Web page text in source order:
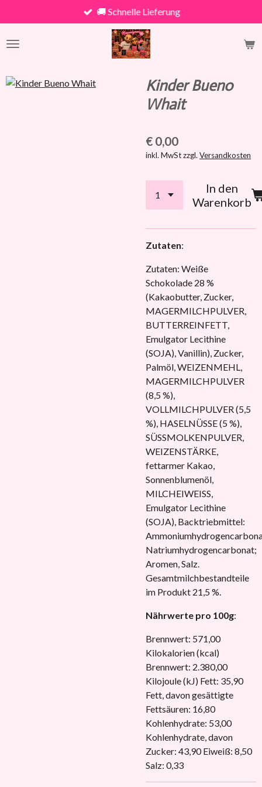
Hauptinhalt
springen
🚚 Schnelle Lieferung
Kinder Bueno
Whait
€ 0,00
inkl. MwSt zzgl. Versandkosten
In den
Warenkorb
Zutaten:
Zutaten: Weiße
Schokolade 28 %
(Kakaobutter, Zucker,
MAGERMILCHPULVER,
BUTTERREINFETT,
Emulgator Lecithine
(SOJA), Vanillin), Zucker,
Palmöl, WEIZENMEHL,
MAGERMILCHPULVER
(8,5 %),
VOLLMILCHPULVER (5,5
%), HASELNÜSSE (5 %),
SÜSSMOLKENPULVER,
WEIZENSTÄRKE,
fettarmer Kakao,
Sonnenblumenöl,
MILCHEIWEISS,
Emulgator Lecithine
(SOJA), Backtriebmittel:
Natriumhydrogencarbonat;
Aromen, Salz.
Gesamtmilchbestandteile
im Produkt 21,5 %.
Nährwerte pro 100g:
Brennwert: 571,00
Kilokalorien (kcal)
Brennwert: 2.380,00
Kilojoule (kJ) Fett: 35,90
Fett, davon gesättigte
Fettsäuren: 16,80
Kohlenhydrate: 53,00
Kohlenhydrate, davon
Zucker: 43,90 Eiweiß: 8,50
Salz: 0,33